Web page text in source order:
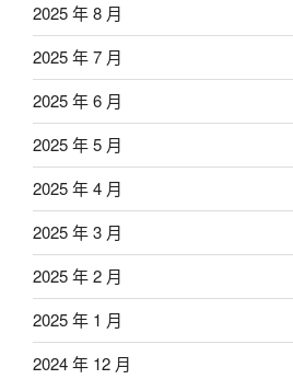
2025 年 8 月
2025 年 7 月
2025 年 6 月
2025 年 5 月
2025 年 4 月
2025 年 3 月
2025 年 2 月
2025 年 1 月
2024 年 12 月